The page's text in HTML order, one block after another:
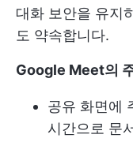
대화 보안을 유지
도 약속합니다.
Google Meet의
공유 화면에
시간으로 문